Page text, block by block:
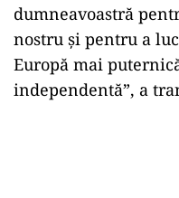
dumneavoastră
nostru și pentru a
Europă mai
independentă”, a